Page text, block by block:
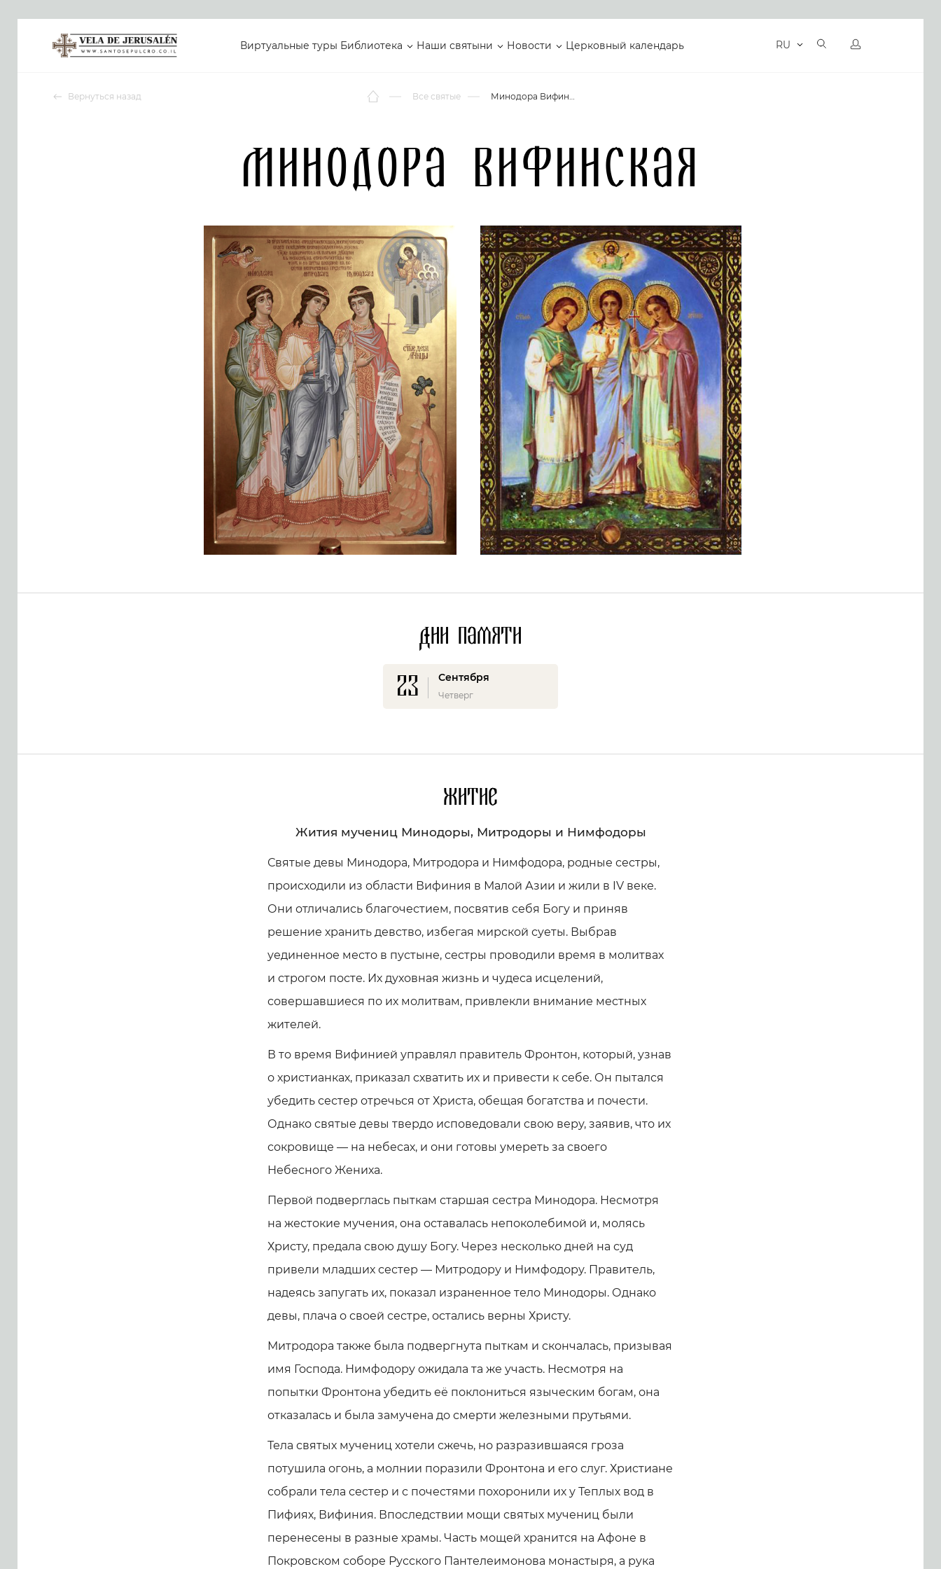
Виртуальные туры Библиотека Наши святыни Новости Церковный календарь RU
Вернуться назад Все святые Минодора Вифинская
Минодора Вифинская
Дни памяти
23 Сентября
Четверг
Житие
Жития мучениц Минодоры, Митродоры и Нимфодоры
Святые девы Минодора, Митродора и Нимфодора, родные сестры,
происходили из области Вифиния в Малой Азии и жили в IV веке.
Они отличались благочестием, посвятив себя Богу и приняв
решение хранить девство, избегая мирской суеты. Выбрав
уединенное место в пустыне, сестры проводили время в молитвах
и строгом посте. Их духовная жизнь и чудеса исцелений,
совершавшиеся по их молитвам, привлекли внимание местных
жителей.
В то время Вифинией управлял правитель Фронтон, который, узнав
о христианках, приказал схватить их и привести к себе. Он пытался
убедить сестер отречься от Христа, обещая богатства и почести.
Однако святые девы твердо исповедовали свою веру, заявив, что их
сокровище — на небесах, и они готовы умереть за своего
Небесного Жениха.
Первой подверглась пыткам старшая сестра Минодора. Несмотря
на жестокие мучения, она оставалась непоколебимой и, молясь
Христу, предала свою душу Богу. Через несколько дней на суд
привели младших сестер — Митродору и Нимфодору. Правитель,
надеясь запугать их, показал израненное тело Минодоры. Однако
девы, плача о своей сестре, остались верны Христу.
Митродора также была подвергнута пыткам и скончалась, призывая
имя Господа. Нимфодору ожидала та же участь. Несмотря на
попытки Фронтона убедить её поклониться языческим богам, она
отказалась и была замучена до смерти железными прутьями.
Тела святых мучениц хотели сжечь, но разразившаяся гроза
потушила огонь, а молнии поразили Фронтона и его слуг. Христиане
собрали тела сестер и с почестями похоронили их у Теплых вод в
Пифиях, Вифиния. Впоследствии мощи святых мучениц были
перенесены в разные храмы. Часть мощей хранится на Афоне в
Покровском соборе Русского Пантелеимонова монастыря, а рука